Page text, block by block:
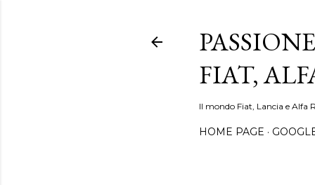
FIAT,
Il mondo Fiat, Lancia e
HOME PAGE